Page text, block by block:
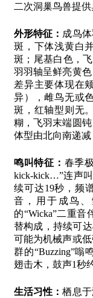
二次洞巢鸟兽提供
外形特征： 成鸟
斑，下体浅黄白
斑；尾基白色，
羽羽轴呈鲜亮黄
差异主要体现在
异），雌鸟无或
斑，红轴型则无
糊，飞羽末端圆
体型由北向南递减
鸣叫特征： 春季
kick-kick…”连声
续可达19秒，频
音，用于成鸟
的“Wicka”二重
替构成，持续可达
可能为机械声或
群的“Buzzing”嗡
翅击木，鼓声1秒
生活习性：栖息于